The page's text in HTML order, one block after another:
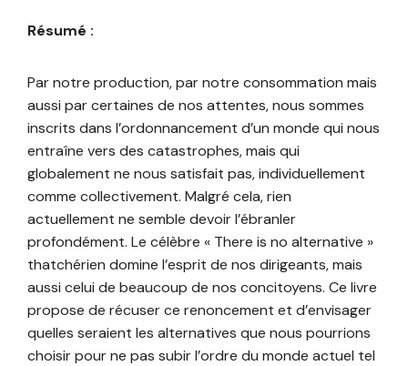
Résumé :
Par notre production, par notre consommation mais
aussi par certaines de nos attentes, nous sommes
inscrits dans l’ordonnancement d’un monde qui nous
entraîne vers des catastrophes, mais qui
globalement ne nous satisfait pas, individuellement
comme collectivement. Malgré cela, rien
actuellement ne semble devoir l’ébranler
profondément. Le célèbre « There is no alternative »
thatchérien domine l’esprit de nos dirigeants, mais
aussi celui de beaucoup de nos concitoyens. Ce livre
propose de récuser ce renoncement et d’envisager
quelles seraient les alternatives que nous pourrions
choisir pour ne pas subir l’ordre du monde actuel tel